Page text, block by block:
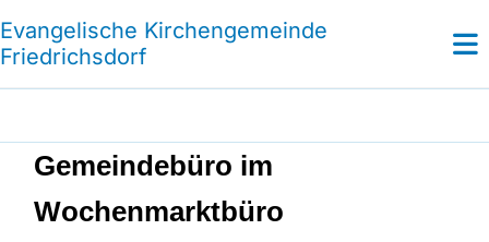
Evangelische Kirchengemeinde
Friedrichsdorf
Gemeindebüro im
Wochenmarktbüro